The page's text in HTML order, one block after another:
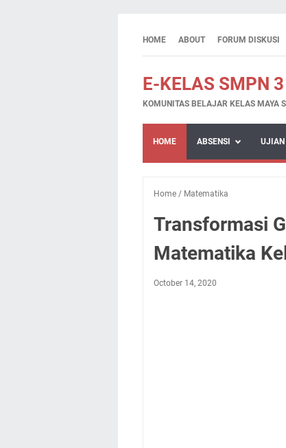
HOME ABOUT FORUM DISKUSI
E-KELAS SMPN
KOMUNITAS BELAJAR KELAS MAYA
HOME ABSENSI
Home / Matematika
Transformasi
Matematika
October 14, 2020